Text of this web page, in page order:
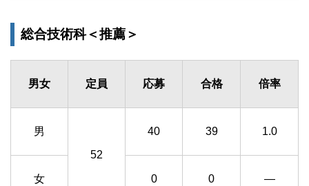
総合技術科＜推薦＞
男女 定員 応募 合格 倍率
男
52
40 39 1.0
女 0 0 ―